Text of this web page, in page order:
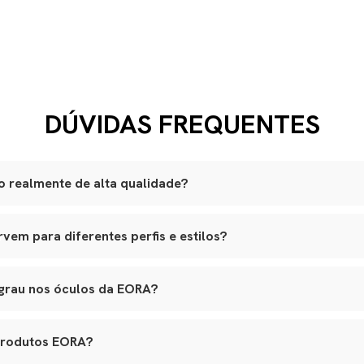
DÚVIDAS FREQUENTES
realmente de alta qualidade?
italiano, lentes ZEISS com proteção UVA e UVB, adornos
premium, banho antialérgico e design exclusivo.
para diferentes perfis e estilos?
Tudo é pensado para integrar funcionalidade real, elegância e
nos óculos da EORA?
aplicação das lentes sem alterar o design original.
EORA?